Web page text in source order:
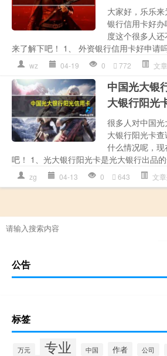
大家好，乐乐
银行信用卡好
度这个很多人
来了解下吧！ 1、 外资银行信用卡好申请
wz 04-19 0 772 文
中国光大银
大银行阳光
很多人对中国
大银行阳光卡
什么情况呢，
吧！ 1、光大银行阳光卡是光大银行出品
zg 04-13 0 643 文
公告
标签
万元 专业 中国 作者 公司